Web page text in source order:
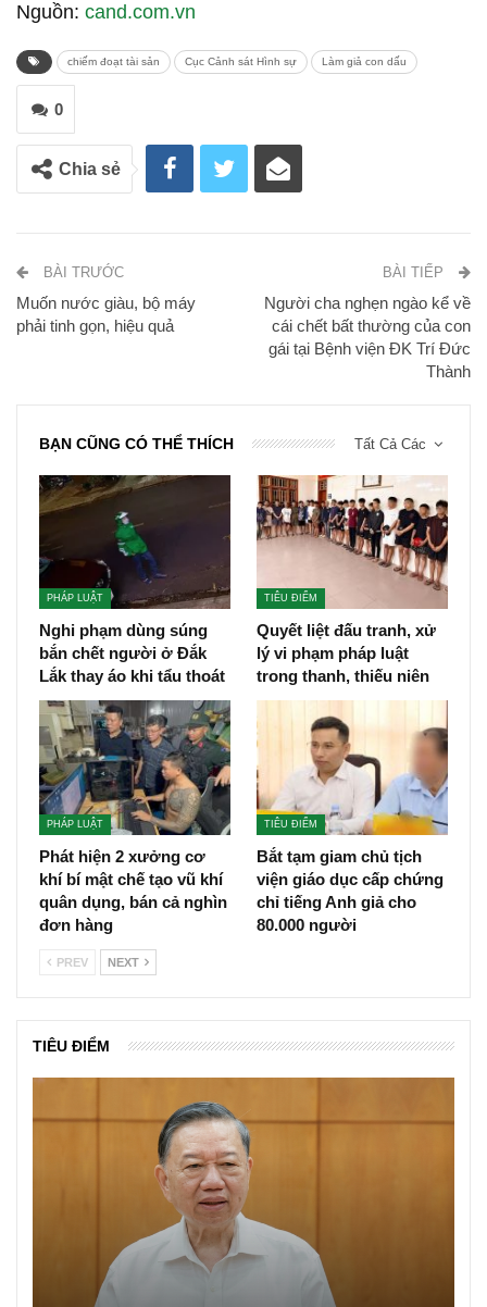
Nguồn: cand.com.vn
chiếm đoạt tài sản Cục Cảnh sát Hình sự Làm giả con dấu
0
Chia sẻ
BÀI TRƯỚC
Muốn nước giàu, bộ máy
phải tinh gọn, hiệu quả
BÀI TIẾP
Người cha nghẹn ngào kể về
cái chết bất thường của con
gái tại Bệnh viện ĐK Trí Đức
Thành
Tất Cả Các
BẠN CŨNG CÓ THỂ THÍCH
PHÁP LUẬT
Nghi phạm dùng súng
bắn chết người ở Đắk
Lắk thay áo khi tẩu thoát
TIÊU ĐIỂM
Quyết liệt đấu tranh, xử
lý vi phạm pháp luật
trong thanh, thiếu niên
PHÁP LUẬT
Phát hiện 2 xưởng cơ
khí bí mật chế tạo vũ khí
quân dụng, bán cả nghìn
đơn hàng
TIÊU ĐIỂM
Bắt tạm giam chủ tịch
viện giáo dục cấp chứng
chỉ tiếng Anh giả cho
80.000 người
PREV NEXT
TIÊU ĐIỂM